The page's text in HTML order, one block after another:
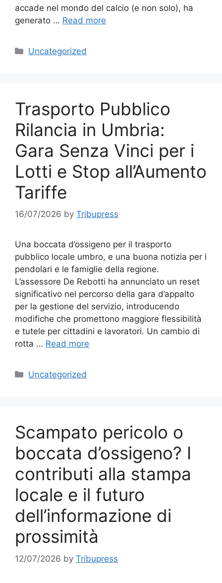
accade nel mondo del calcio (e non solo), ha
generato … Read more
Categories
Uncategorized
Trasporto Pubblico
Rilancia in Umbria:
Gara Senza Vinci per i
Lotti e Stop all’Aumento
Tariffe
16/07/2026 by Tribupress
Una boccata d’ossigeno per il trasporto
pubblico locale umbro, e una buona notizia per i
pendolari e le famiglie della regione.
L’assessore De Rebotti ha annunciato un reset
significativo nel percorso della gara d’appalto
per la gestione del servizio, introducendo
modifiche che promettono maggiore flessibilità
e tutele per cittadini e lavoratori. Un cambio di
rotta … Read more
Categories
Uncategorized
Scampato pericolo o
boccata d’ossigeno? I
contributi alla stampa
locale e il futuro
dell’informazione di
prossimità
12/07/2026 by Tribupress